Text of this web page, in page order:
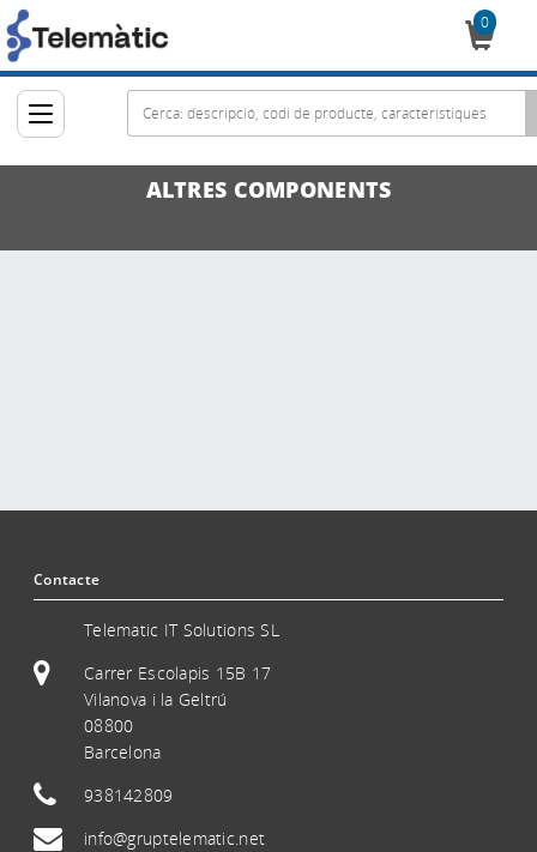
0
ALTRES COMPONENTS
Contacte
Telematic IT Solutions SL
Carrer Escolapis 15B 17
Vilanova i la Geltrú
08800
Barcelona
938142809
info@gruptelematic.net